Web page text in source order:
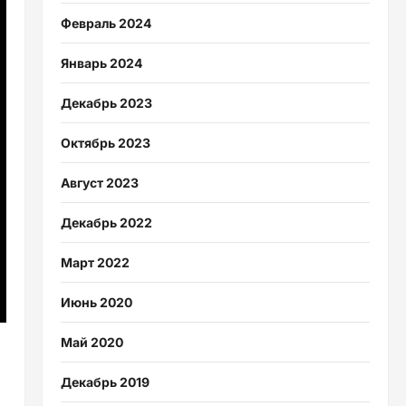
Февраль 2024
Январь 2024
Декабрь 2023
Октябрь 2023
Август 2023
Декабрь 2022
Март 2022
Июнь 2020
Май 2020
Декабрь 2019